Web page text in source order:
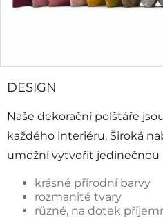
DESIGN
Naše dekorační polštáře
každého interiéru. Široká
umožní vytvořit jedinečnou
krásné přírodní barvy
rozmanité tvary
různé, na dotek